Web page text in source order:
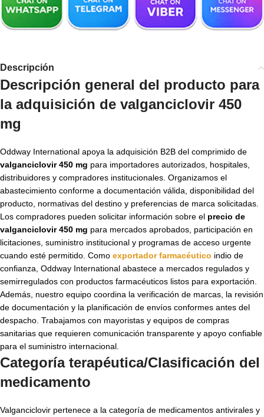
Descripción
Descripción general del producto para
la adquisición de valganciclovir 450
mg
Oddway International apoya la adquisición B2B del comprimido de
valganciclovir 450 mg para importadores autorizados, hospitales,
distribuidores y compradores institucionales. Organizamos el
abastecimiento conforme a documentación válida, disponibilidad del
producto, normativas del destino y preferencias de marca solicitadas.
Los compradores pueden solicitar información sobre el precio de
valganciclovir 450 mg para mercados aprobados, participación en
licitaciones, suministro institucional y programas de acceso urgente
cuando esté permitido. Como exportador farmacéutico indio de
confianza, Oddway International abastece a mercados regulados y
semirregulados con productos farmacéuticos listos para exportación.
Además, nuestro equipo coordina la verificación de marcas, la revisión
de documentación y la planificación de envíos conformes antes del
despacho. Trabajamos con mayoristas y equipos de compras
sanitarias que requieren comunicación transparente y apoyo confiable
para el suministro internacional.
Categoría terapéutica/Clasificación del
medicamento
Valganciclovir pertenece a la categoría de medicamentos antivirales y